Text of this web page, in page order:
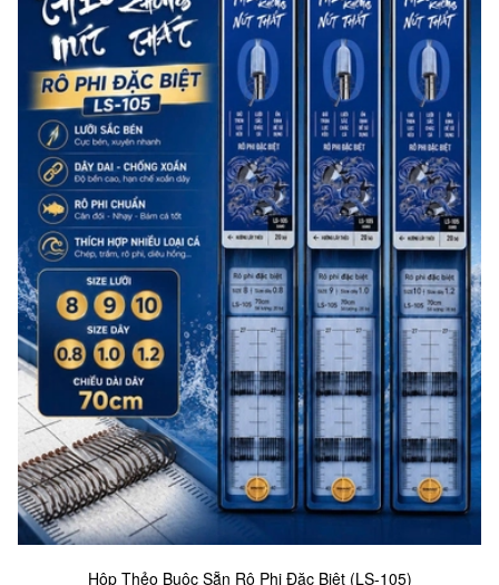
Hộp Thẻo Buộc Sẵn Rô Phi Đặc Biệt (LS-105)